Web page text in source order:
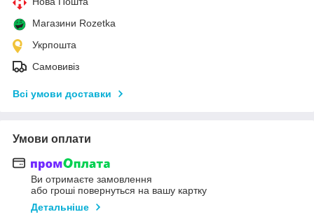
Магазини Rozetka
Укрпошта
Самовивіз
Всі умови доставки
Умови оплати
Ви отримаєте замовлення
або гроші повернуться на вашу картку
Детальніше